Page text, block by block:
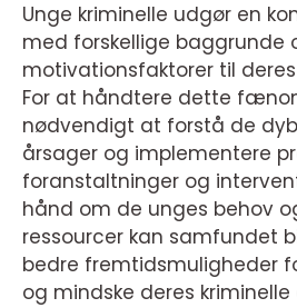
Unge kriminelle udgør en
med forskellige baggrunde
motivationsfaktorer til
For at håndtere dette
nødvendigt at forstå de
årsager og implementere
foranstaltninger og
hånd om de unges behov
ressourcer kan samfundet
bedre fremtidsmuligheder
og mindske deres